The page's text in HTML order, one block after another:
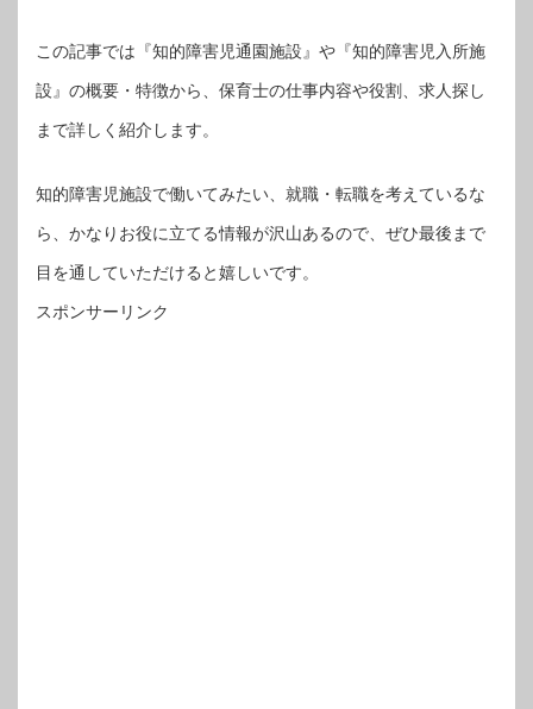
この記事では『知的障害児通園施設』や『知的障害児入所施
設』の概要・特徴から、保育士の仕事内容や役割、求人探し
まで詳しく紹介します。
知的障害児施設で働いてみたい、就職・転職を考えているな
ら、かなりお役に立てる情報が沢山あるので、ぜひ最後まで
目を通していただけると嬉しいです。
スポンサーリンク